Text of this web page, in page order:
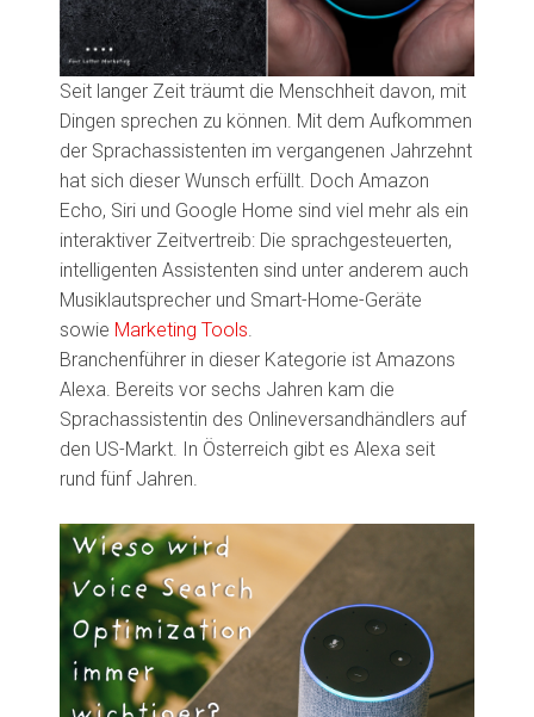
Seit langer Zeit träumt die Menschheit davon, mit
Dingen sprechen zu können . Mit dem Aufkommen
der Sprachassistenten im vergangenen Jahrzehnt
hat sich dieser Wunsch erfüllt. Doch Amazon
Echo, Siri und Google Home sind viel mehr als ein
interaktiver Zeitvertreib: Die sprachgesteuerten,
intelligenten Assistenten sind unter anderem auch
Musiklautsprecher und Smart-Home-Geräte
sowie Marketing Tools
Branchenführer in dieser Kategorie ist Amazons
Alexa. Bereits vor sechs Jahren kam die
Sprachassistentin des Onlineversandhändlers auf
den US-Markt. In Österreich gibt es Alexa seit
rund fünf Jahren.